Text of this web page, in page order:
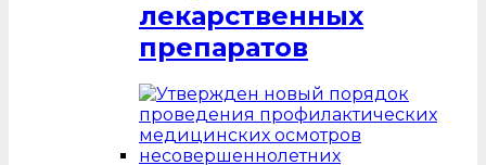
лекарственных
препаратов